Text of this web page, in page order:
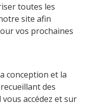
toutes les
site afin
vos prochaines
conception et la
des
accédez et sur